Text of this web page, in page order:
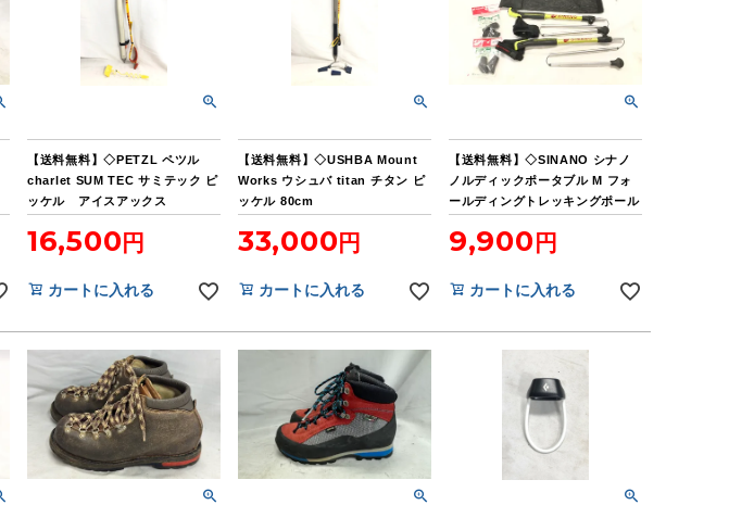
【送料無料】◇PETZL ペツル
charlet SUM TEC サミテック ピ
ッケル アイスアックス
16,500
カートに入れる
【送料無料】◇USHBA Mount
Works ウシュバ titan チタン ピ
ッケル 80cm
33,000
カートに入れる
【送料無料】◇SINANO シナノ
ノルディックポータブル M フォ
ールディングトレッキングポール
9,900
カートに入れる